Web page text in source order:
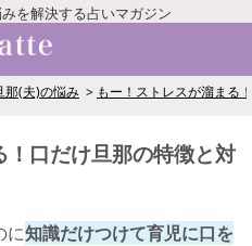
を解決する占いマガジン
那(夫)の悩み もー！ストレスが溜まる
口だけ旦那の特徴と対
に知識だけつけて育児に口を